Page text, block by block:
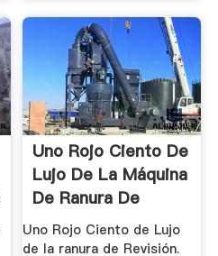
Uno Rojo Ciento De
Lujo De La Máquina
De Ranura De
Revisión
Uno Rojo Ciento de Lujo
de la ranura de Revisión.